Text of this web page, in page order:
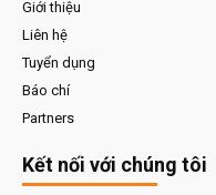
Giới thiệu
Liên hệ
Tuyển dụng
Báo chí
Partners
Kết nối với chúng tôi